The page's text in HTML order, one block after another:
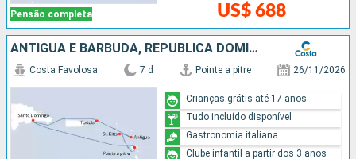
Pensão completa US$ 688
ANTIGUA E BARBUDA, REPUBLICA DOMINICANA
Costa Favolosa 7 d Pointe a pitre 26/11/2026
Crianças grátis até 17 anos
Tudo incluído disponível
Gastronomia italiana
Clube infantil a partir dos 3 anos